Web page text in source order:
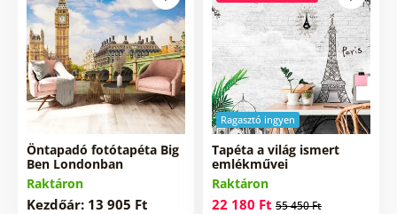
Öntapadó fotótapéta Big
Ben Londonban
Raktáron
Kezdőár: 13 905 Ft
Ragasztó ingyen
Tapéta a világ ismert
emlékművei
Raktáron
22 180 Ft 55 450 Ft